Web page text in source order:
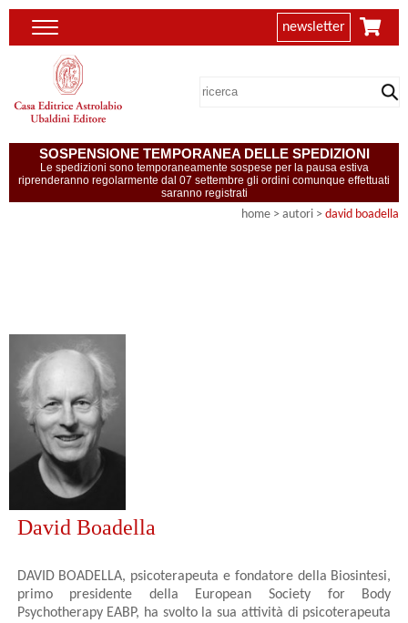
newsletter
SOSPENSIONE TEMPORANEA DELLE SPEDIZIONI
Le spedizioni sono temporaneamente sospese per la pausa estiva
riprenderanno regolarmente dal 07 settembre gli ordini comunque effettuati
saranno registrati
home > autori > david boadella
David Boadella
DAVID BOADELLA, psicoterapeuta e fondatore della Biosintesi,
primo presidente della European Society for Body
Psychotherapy EABP, ha svolto la sua attività di psicoterapeuta